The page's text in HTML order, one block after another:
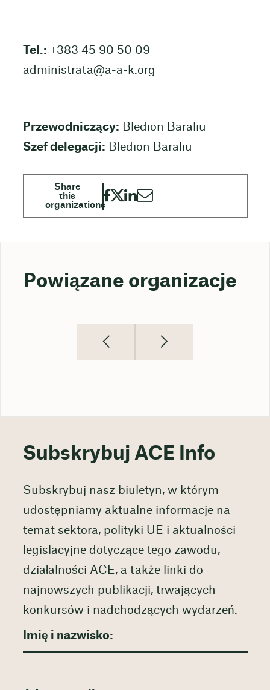
Tel.: +383 45 90 50 09
administrata@a-a-k.org
Przewodniczący: Bledion Baraliu
Szef delegacji: Bledion Baraliu
Powiązane organizacje
Subskrybuj ACE Info
Subskrybuj nasz biuletyn, w którym
udostępniamy aktualne informacje na
temat sektora, polityki UE i aktualności
legislacyjne dotyczące tego zawodu,
działalności ACE, a także linki do
najnowszych publikacji, trwających
konkursów i nadchodzących wydarzeń.